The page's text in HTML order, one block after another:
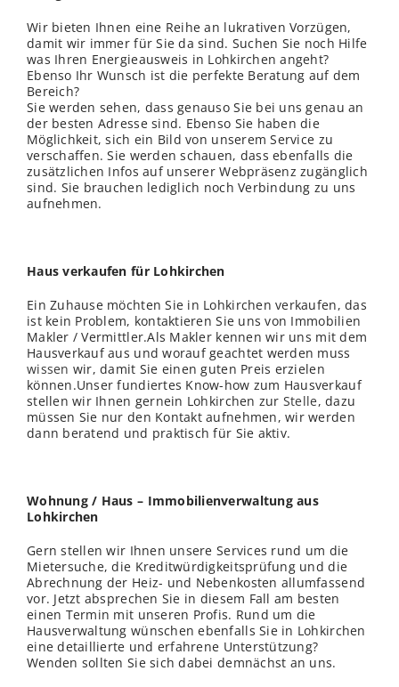
Wir bieten Ihnen eine Reihe an lukrativen Vorzügen,
damit wir immer für Sie da sind. Suchen Sie noch Hilfe
was Ihren Energieausweis in Lohkirchen angeht?
Ebenso Ihr Wunsch ist die perfekte Beratung auf dem
Bereich?
Sie werden sehen, dass genauso Sie bei uns genau an
der besten Adresse sind. Ebenso Sie haben die
Möglichkeit, sich ein Bild von unserem Service zu
verschaffen. Sie werden schauen, dass ebenfalls die
zusätzlichen Infos auf unserer Webpräsenz zugänglich
sind. Sie brauchen lediglich noch Verbindung zu uns
aufnehmen.
Haus verkaufen für Lohkirchen
Ein Zuhause möchten Sie in Lohkirchen verkaufen, das
ist kein Problem, kontaktieren Sie uns von Immobilien
Makler / Vermittler.Als Makler kennen wir uns mit dem
Hausverkauf aus und worauf geachtet werden muss
wissen wir, damit Sie einen guten Preis erzielen
können.Unser fundiertes Know-how zum Hausverkauf
stellen wir Ihnen gernein Lohkirchen zur Stelle, dazu
müssen Sie nur den Kontakt aufnehmen, wir werden
dann beratend und praktisch für Sie aktiv.
Wohnung / Haus – Immobilienverwaltung aus
Lohkirchen
Gern stellen wir Ihnen unsere Services rund um die
Mietersuche, die Kreditwürdigkeitsprüfung und die
Abrechnung der Heiz- und Nebenkosten allumfassend
vor. Jetzt absprechen Sie in diesem Fall am besten
einen Termin mit unseren Profis. Rund um die
Hausverwaltung wünschen ebenfalls Sie in Lohkirchen
eine detaillierte und erfahrene Unterstützung?
Wenden sollten Sie sich dabei demnächst an uns.